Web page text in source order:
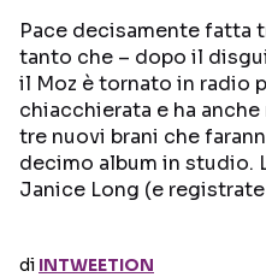
Pace decisamente fatta
tanto che – dopo il
il Moz è tornato in radio
chiacchierata e ha
tre nuovi brani che
decimo album in studio.
Janice Long (e
di INTWEETION